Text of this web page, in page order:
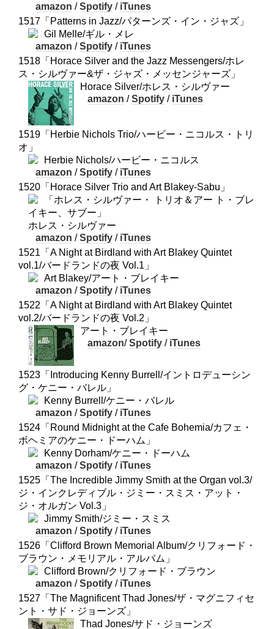
amazon /Spotify / iTunes
1517「Patterns in Jazz/パターンズ・イン・ジャズ」
Gil Melle/ギル・メレ
amazon /Spotify / iTunes
1518「Horace Silver and the Jazz Messengers/ホレ
ス・シルヴァー&ザ・ジャズ・メッセンジャーズ」
Horace Silver/ホレス・シルヴァー
amazon /Spotify / iTunes
1519「Herbie Nichols Trio/ハービー・ニコルス・トリ
オ」
Herbie Nichols/ハービー・ニコルス
amazon /Spotify / iTunes
1520「Horace Silver Trio and Art Blakey-Sabu」
「ホレス・シルヴァー・ トリオ＆アー ト・ブレ
イキー、サブー」
ホレス・シルヴァー
amazon /Spotify / iTunes
1521「A Night at Birdland with Art Blakey Quintet
vol.1/バードランドの夜 Vol.1」
Art Blakey/アート・ブレイキー
amazon /Spotify / iTunes
1522「A Night at Birdland with Art Blakey Quintet
vol.2/バードランドの夜 Vol.2」
アート・ブレイキー
amazon/Spotify / iTunes
1523「Introducing Kenny Burrell/イントロデューシン
グ・ケニー・バレル」
Kenny Burrell/ケニー・バレル
amazon /Spotify / iTunes
1524「Round Midnight at the Cafe Bohemia/カフェ・
ボヘミアのケニー・ドーハム」
Kenny Dorham/ケニー・ドーハム
amazon /Spotify / iTunes
1525「The Incredible Jimmy Smith at the Organ vol.3/
ジ・インクレディブル・ジミー・スミス・アット・
ジ・オルガン Vol.3」
Jimmy Smith/ジミー・スミス
amazon /Spotify / iTunes
1526「Clifford Brown Memorial Album/クリフォード・
ブラウン・メモリアル・アルバム」
Clifford Brown/クリフォード・ブラウン
amazon /Spotify / iTunes
1527「The Magnificent Thad Jones/ザ・マグニフィセ
ント・サド・ジョーンズ」
Thad Jones/サド・ジョーンズ